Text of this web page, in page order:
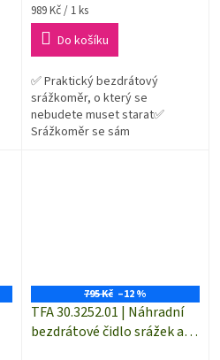
Měrná
cena:
989 Kč / 1 ks
Do košíku
✅ Praktický bezdrátový
srážkoměr, o který se
nebudete muset starat✅
Srážkoměr se sám
795 Kč –12 %
TFA 30.3252.01 | Náhradní
bezdrátové čidlo srážek a